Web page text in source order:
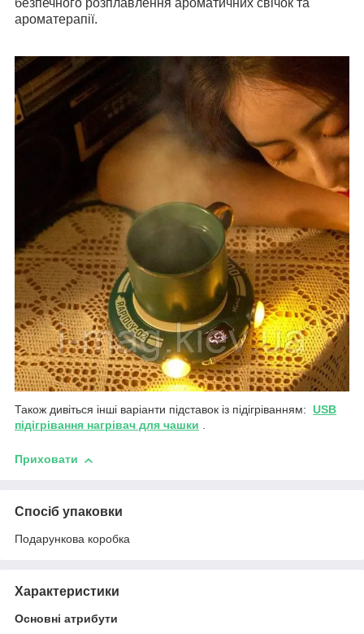
безпечного розплавлення ароматичних свічок та
ароматерапії.
Також дивіться інші варіанти підставок із підігріванням: USB
підігрівання нагрівач для чашки .
Приховати
Спосіб упаковки
Подарункова коробка
Характеристики
Основні атрибути